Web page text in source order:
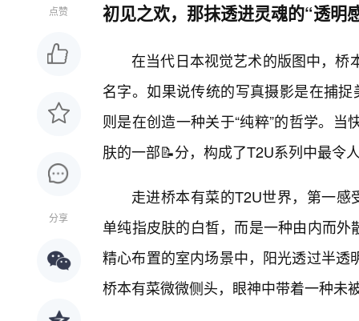
点赞
分享
初见之欢，那抹透进灵魂的“透明
在当代日本视觉艺术的版图中，桥
名字。如果说传统的写真摄影是在捕
则是在创造一种关于“纯粹”的哲学。
肤的一部📝分，构成了T2U系列中最令
走进桥本有菜的T2U世界，第一感
单纯指皮肤的白皙，而是一种由内而
精心布置的室内场景中，阳光透过半
桥本有菜微微侧头，眼神中带着一种未